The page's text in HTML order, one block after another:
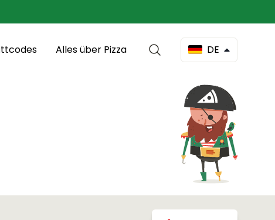
Alles über Pizza DE